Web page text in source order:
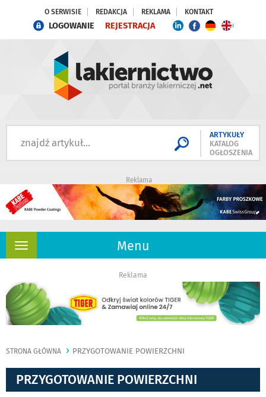
O SERWISIE REDAKCJA REKLAMA KONTAKT
LOGOWANIE REJESTRACJA
ARTYKUŁY
KATALOG
OGŁOSZENIA
Reklama
Menu
Rozwiń
Reklama
STRONA GŁÓWNA PRZYGOTOWANIE POWIERZCHNI
PRZYGOTOWANIE POWIERZCHNI